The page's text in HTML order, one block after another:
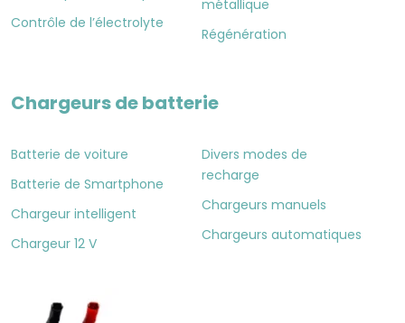
Contrôle de l’électrolyte
métallique
Régénération
Chargeurs de batterie
Batterie de voiture
Batterie de Smartphone
Chargeur intelligent
Chargeur 12 V
Divers modes de
recharge
Chargeurs manuels
Chargeurs automatiques